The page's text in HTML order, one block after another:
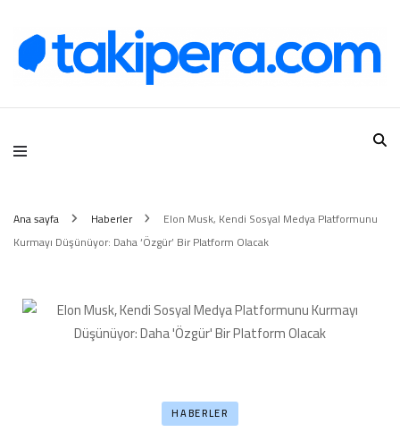
Takipera Dijital Hizmetler
Ana sayfa Haberler
Elon Musk, Kendi Sosyal Medya Platformunu
Kurmayı Düşünüyor: Daha ‘Özgür’ Bir Platform Olacak
HABERLER